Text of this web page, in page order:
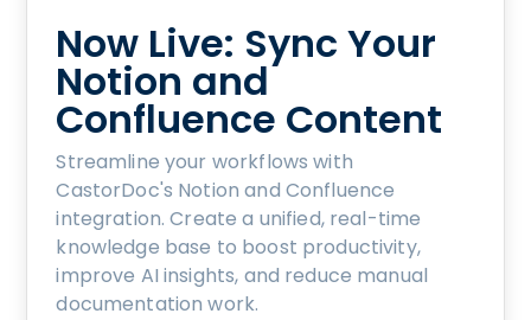
Now Live: Sync Your
Notion and
Confluence Content
Streamline your workflows with
CastorDoc's Notion and Confluence
integration. Create a unified, real-time
knowledge base to boost productivity,
improve AI insights, and reduce manual
documentation work.